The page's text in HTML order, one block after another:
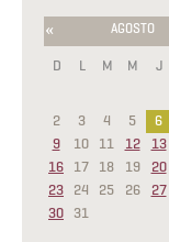
« AGOSTO
D L M M J
2
3 4 5 6
9
10 11 12 13
16 17 18 19 20
23 24 25 26 27
30 31